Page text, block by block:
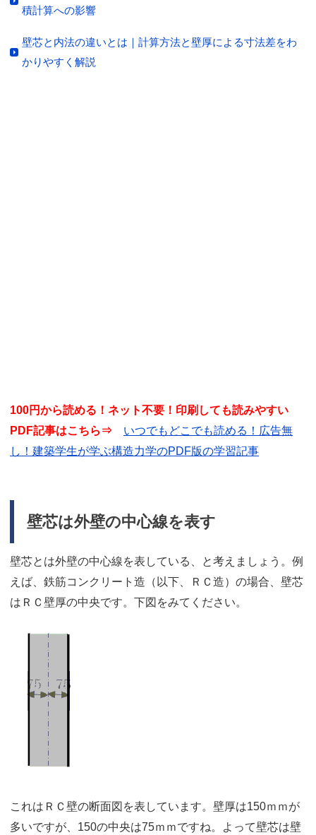
積計算への影響
壁芯と内法の違いとは｜計算方法と壁厚による寸法差をわ
かりやすく解説
100円から読める！ネット不要！印刷しても読みやすい
PDF記事はこちら⇒ いつでもどこでも読める！広告無
し！建築学生が学ぶ構造力学のPDF版の学習記事
壁芯は外壁の中心線を表す
壁芯とは外壁の中心線を表している、と考えましょう。例
えば、鉄筋コンクリート造（以下、ＲＣ造）の場合、壁芯
はＲＣ壁厚の中央です。下図をみてください。
これはＲＣ壁の断面図を表しています。壁厚は150ｍｍが
多いですが、150の中央は75ｍｍですね。よって壁芯は壁